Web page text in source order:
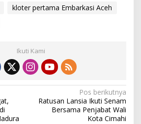
kloter pertama Embarkasi Aceh
Ikuti Kami
Pos berikutnya
Ratusan Lansia Ikuti Senam
Bersama Penjabat Wali
Kota Cimahi